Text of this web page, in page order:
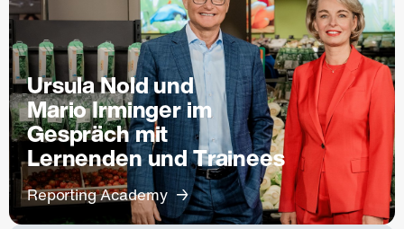
Ursula Nold und
Mario Irminger im
Gespräch mit
Lernenden und Trainees
Reporting Academy